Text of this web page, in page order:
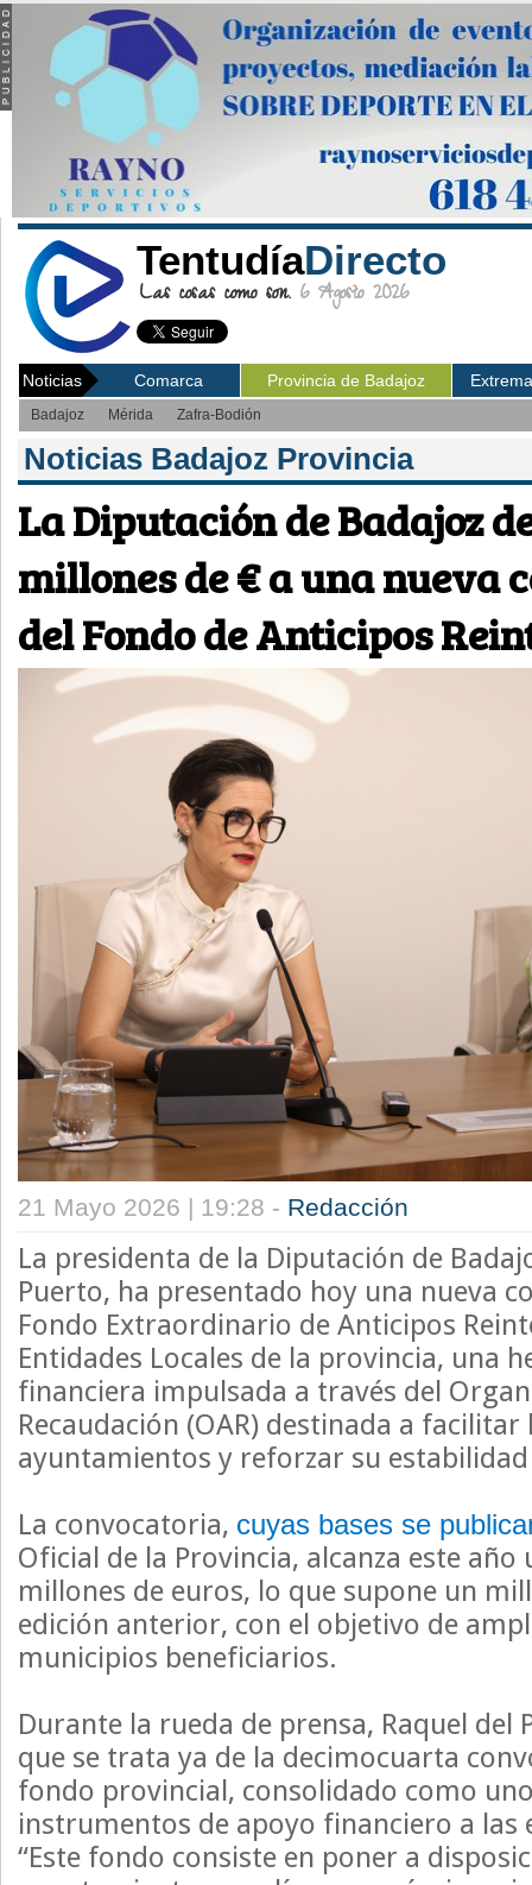
TentudíaDirecto
Las cosas como son. 6 Agosto 2026
Noticias Comarca Provincia de Badajoz
Badajoz Mérida Zafra-Bodión
Noticias Badajoz Provincia
La Diputación de Badajoz
millones de € a una nueva
del Fondo de Anticipos
21 Mayo 2026 | 19:28 - Redacción
La presidenta de la Diputación de
Puerto, ha presentado hoy una nueva
Fondo Extraordinario de Anticipos
Entidades Locales de la provincia, una
financiera impulsada a través del
Recaudación (OAR) destinada a facilitar
ayuntamientos y reforzar su
La convocatoria, cuyas bases se
Oficial de la Provincia, alcanza este año
millones de euros, lo que supone un
edición anterior, con el objetivo de
municipios beneficiarios.
Durante la rueda de prensa, Raquel del
que se trata ya de la decimocuarta
fondo provincial, consolidado como
instrumentos de apoyo financiero a las
“Este fondo consiste en poner a